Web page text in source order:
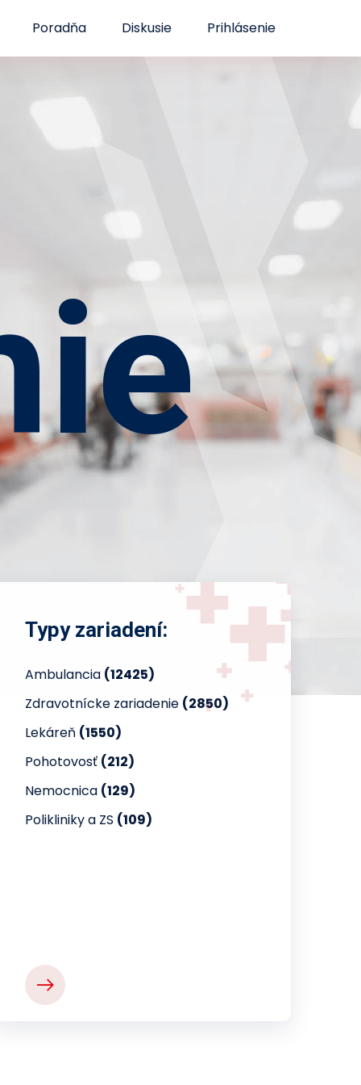
Poradňa Diskusie Prihlásenie
Typy zariadení:
Ambulancia (12425)
Zdravotnícke zariadenie (2850)
Lekáreň (1550)
Pohotovosť (212)
Nemocnica (129)
Polikliniky a ZS (109)